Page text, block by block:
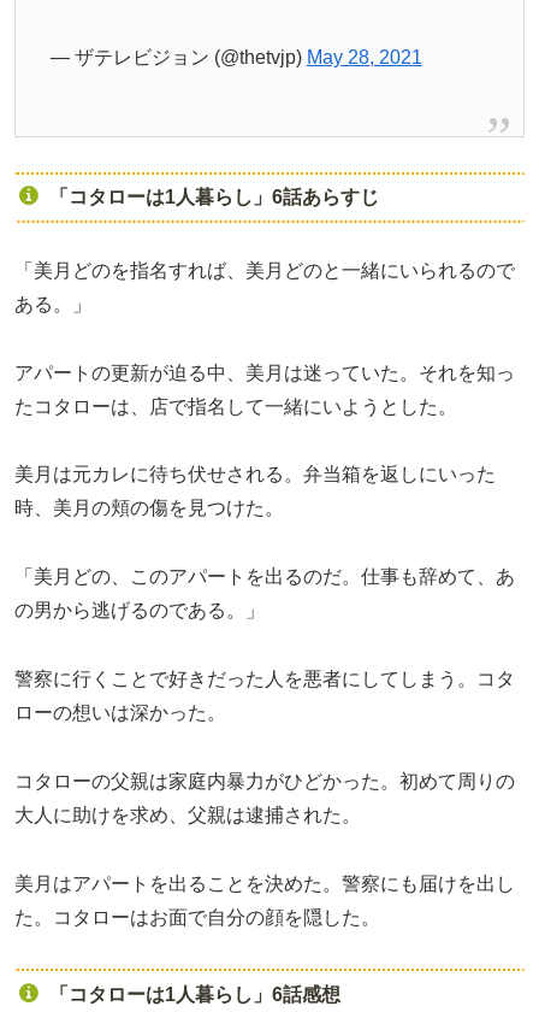
— ザテレビジョン (@thetvjp) May 28, 2021
「コタローは1人暮らし」6話あらすじ
「美月どのを指名すれば、美月どのと一緒にいられるので
ある。」
アパートの更新が迫る中、美月は迷っていた。それを知っ
たコタローは、店で指名して一緒にいようとした。
美月は元カレに待ち伏せされる。弁当箱を返しにいった
時、美月の頬の傷を見つけた。
「美月どの、このアパートを出るのだ。仕事も辞めて、あ
の男から逃げるのである。」
警察に行くことで好きだった人を悪者にしてしまう。コタ
ローの想いは深かった。
コタローの父親は家庭内暴力がひどかった。初めて周りの
大人に助けを求め、父親は逮捕された。
美月はアパートを出ることを決めた。警察にも届けを出し
た。コタローはお面で自分の顔を隠した。
「コタローは1人暮らし」6話感想